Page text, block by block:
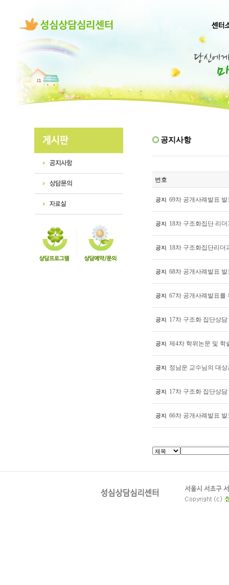
공지사항
번호
공지 69차 공개사례발표
공지 18차 구조화집단 리
공지 18차 구조화집단리더
공지 68차 공개사례발표
공지 67차 공개사례발표를
공지 17차 구조화 집단상
공지 제4차 학위논문 및 학
공지 정남운 교수님의 대
공지 17차 구조화 집단상
공지 66차 공개사례발표